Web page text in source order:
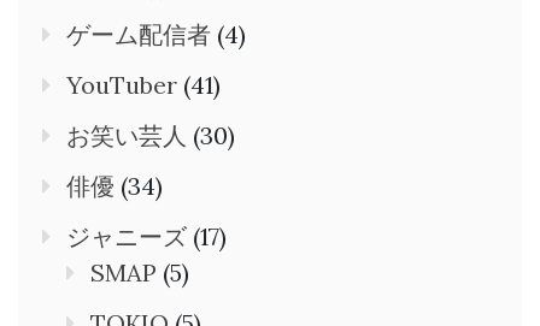
ゲーム配信者 (4)
YouTuber (41)
お笑い芸人 (30)
俳優 (34)
ジャニーズ (17)
SMAP (5)